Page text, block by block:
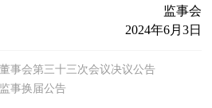
监事会
2024年6月 3日
事会第三十三次会议决议公告
事换届公告